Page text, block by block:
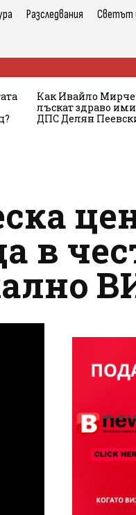
Разследвания Светът
Как Ивайло
лъскат здраво
ДПС Делян
в